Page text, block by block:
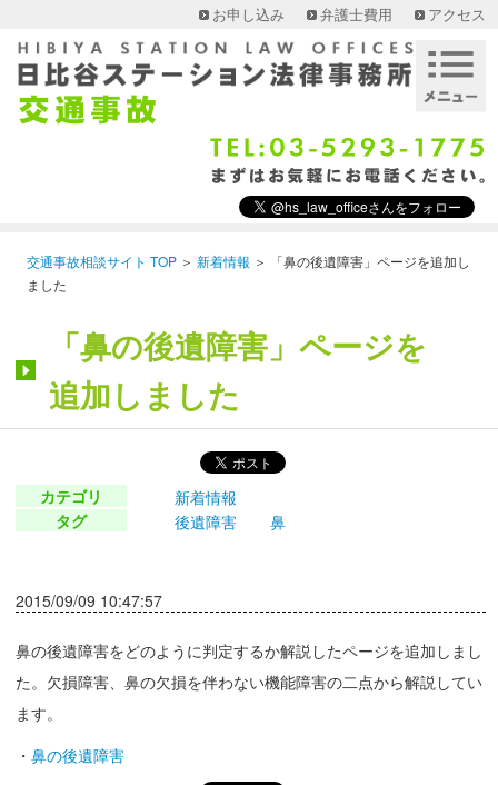
アクセス
弁護士費用
お申し込み
交通事故相談サイト TOP＞ 新着情報 ＞
「鼻の後遺障害」ページを追加し
ました
「鼻の後遺障害」ページを
追加しました
カテゴリ
新着情報
タグ
後遺障害 鼻
2015/09/09 10:47:57
鼻の後遺障害をどのように判定するか解説したページを追加しまし
た。欠損障害、鼻の欠損を伴わない機能障害の二点から解説してい
ます。
・ 鼻の後遺障害